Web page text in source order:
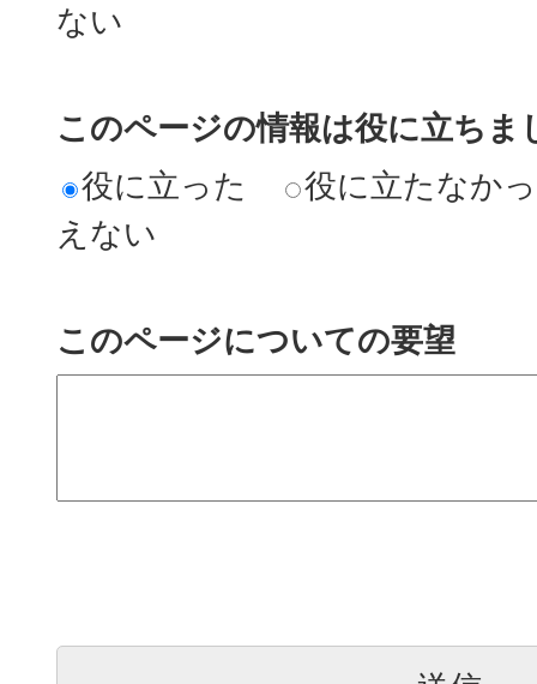
ない
このページの情報は役に立ちま
役に立った
役に立たなか
えない
このページについての要望